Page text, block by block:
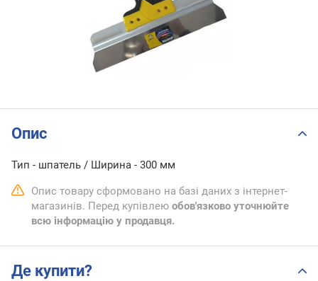
Опис
Тип - шпатель / Ширина - 300 мм
Опис товару сформовано на базі даних з інтернет-
магазинів. Перед купівлею обов'язково уточнюйте
всю інформацію у продавця.
Де купити?